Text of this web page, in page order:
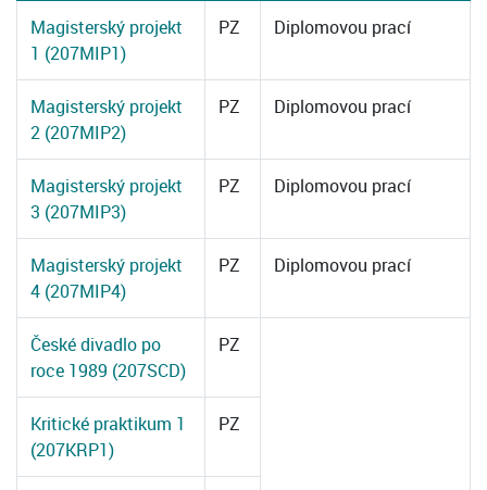
Magisterský projekt
1 (207MIP1)
PZ Diplomovou prací
Magisterský projekt
2 (207MIP2)
PZ Diplomovou prací
Magisterský projekt
3 (207MIP3)
PZ Diplomovou prací
Magisterský projekt
4 (207MIP4)
PZ Diplomovou prací
České divadlo po
roce 1989 (207SCD)
PZ
Kritické praktikum 1
(207KRP1)
PZ